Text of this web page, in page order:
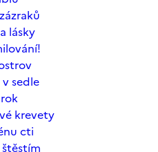
lásky
v sedle
krevety
cti
štěstím